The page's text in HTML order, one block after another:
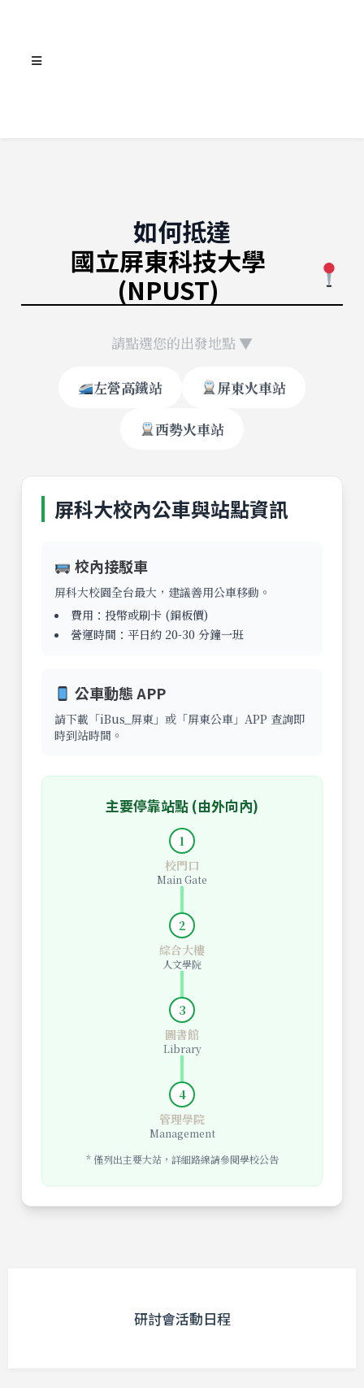
如何抵達
國立屏東科技大學
(NPUST)
請點選您的出發地點 ▼
左營高鐵站 屏東火車站
西勢火車站
屏科大校內公車與站點資訊
校內接駁車
屏科大校園全台最大，建議善用公車移動。
費用：投幣或刷卡 (銅板價)
營運時間：平日約 20-30 分鐘一班
公車動態 APP
請下載「iBus_屏東」或「屏東公車」APP 查詢即
時到站時間。
主要停靠站點 (由外向內)
1
校門口
Main Gate
2
綜合大樓
人文學院
3
圖書館
Library
4
管理學院
Management
* 僅列出主要大站，詳細路線請參閱學校公告
研討會活動日程